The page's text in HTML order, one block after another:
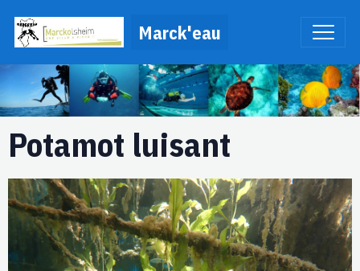
Marck'eau
Potamot luisant